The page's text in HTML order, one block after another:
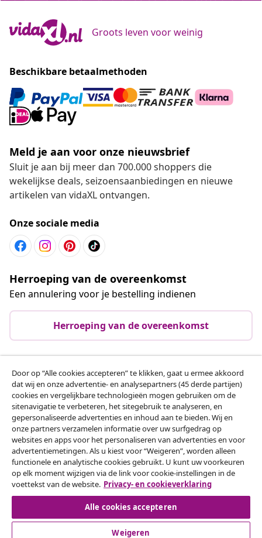
Groots leven voor weinig
Beschikbare betaalmethoden
Meld je aan voor onze nieuwsbrief
Sluit je aan bij meer dan 700.000 shoppers die
wekelijkse deals, seizoensaanbiedingen en nieuwe
artikelen van vidaXL ontvangen.
Onze sociale media
Herroeping van de overeenkomst
Een annulering voor je bestelling indienen
Herroeping van de overeenkomst
Klantenservice
Zakelijk
vidaXL
Ontdek meer
Door op “Alle cookies accepteren” te klikken, gaat u ermee akkoord
dat wij en onze advertentie- en analysepartners (45 derde partijen)
cookies en vergelijkbare technologieën mogen gebruiken om de
sitenavigatie te verbeteren, het sitegebruik te analyseren, en
gepersonaliseerde advertenties en inhoud aan te bieden. Wij en
onze partners verzamelen informatie over uw surfgedrag op
websites en apps voor het personaliseren van advertenties en voor
advertentiemetingen. Als u kiest voor “Weigeren”, worden alleen
functionele en analytische cookies gebruikt. U kunt uw voorkeuren
op elk moment wijzigen via de link voor cookie-instellingen in de
voettekst van de website. Privacy- en cookieverklaring
Alle cookies accepteren
Weigeren